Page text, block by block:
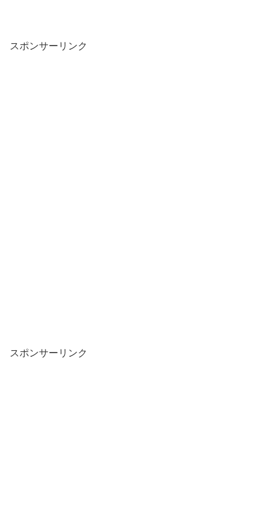
スポンサーリンク
スポンサーリンク